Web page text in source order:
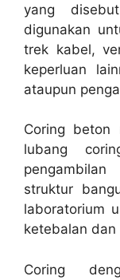
yang
digunakan
trek kabel,
keperluan
ataupun
Coring beton
lubang
struktur
laboratorium
ketebalan
Coring